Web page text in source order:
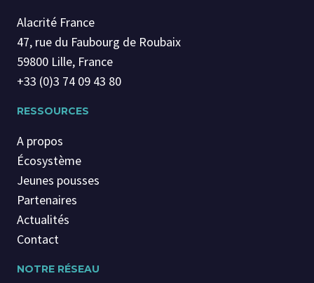
Alacrité France
47, rue du Faubourg de Roubaix
59800 Lille, France
+33 (0)3 74 09 43 80
RESSOURCES
A propos
Écosystème
Jeunes pousses
Partenaires
Actualités
Contact
NOTRE RÉSEAU